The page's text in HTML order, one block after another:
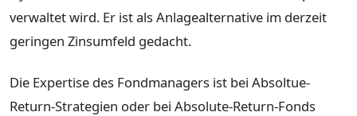
verwaltet wird. Er ist als Anlagealternative im derzeit
geringen Zinsumfeld gedacht.
Die Expertise des Fondmanagers ist bei Absoltue-
Return-Strategien oder bei Absolute-Return-Fonds